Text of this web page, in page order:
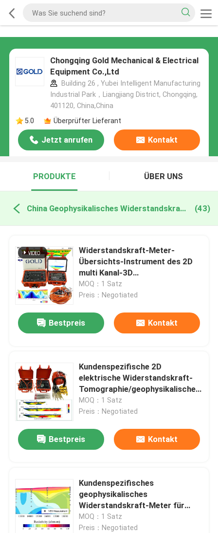
Chongqing Gold Mechanical & Electrical
Equipment Co.,Ltd
Building 26 , Yubei Intelligent Manufacturing
Industrial Park，Liangjiang District, Chongqing,
401120, China,China
5.0
Überprüfter Lieferant
Jetzt anrufen Kontakt
PRODUKTE ÜBER UNS
China Geophysikalisches Widerstandskraft-Meter (43)
Widerstandskraft-Meter-
Übersichts-Instrument des 2D
multi Kanal-3D
geophysikalisches
MOQ：1 Satz
Preis：Negotiated
Bestpreis Kontakt
Kundenspezifische 2D
elektrische Widerstandskraft-
Tomographie/geophysikalisches
Widerstandskraft-System
MOQ：1 Satz
Preis：Negotiated
Bestpreis Kontakt
Kundenspezifisches
geophysikalisches
Widerstandskraft-Meter für
elektrische Darstellung des
Grundwasser-ERT
MOQ：1 Satz
Preis：Negotiated